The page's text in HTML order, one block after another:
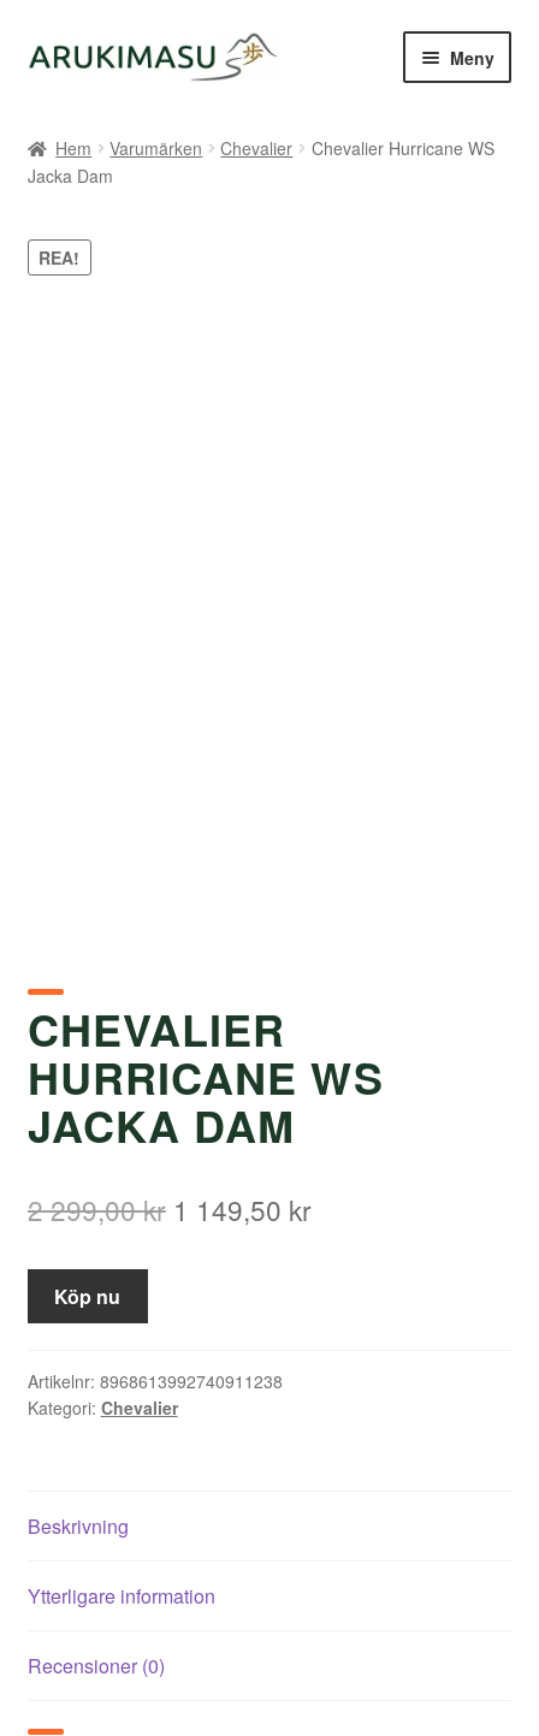
Hoppa
till
Hoppa
till
Meny
Kontakt
Om Arukimasu
Hem Varumärken Chevalier
Chevalier Hurricane WS
Jacka Dam
REA!
CHEVALIER
HURRICANE WS
JACKA DAM
2 299,00kr Det
2
299,00 kr.
1 149,50 krDet
Köp nu
Artikelnr: 8968613992740911238
Kategori: Chevalier
Beskrivning
Ytterligare information
Recensioner (0)